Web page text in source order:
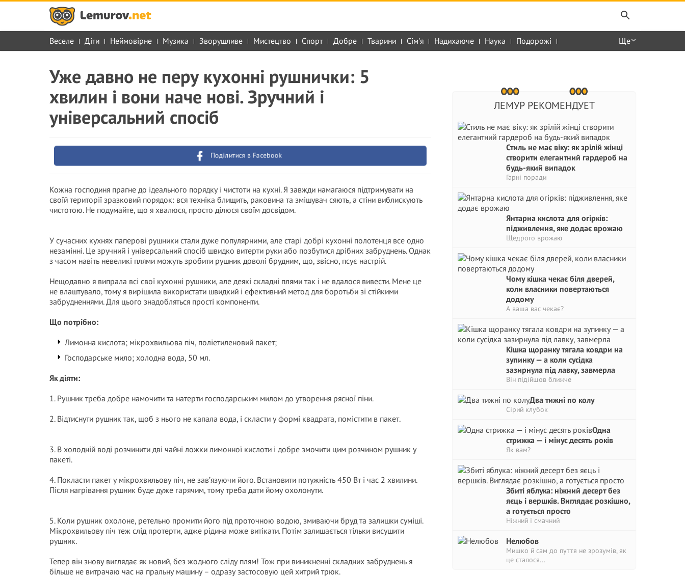
Веселе Діти Неймовірне Музика Зворушливе Мистецтво Спорт Добре Тварини Сім'я Надихаюче Наука Подорожі Ще
ЛЕМУР РЕКОМЕНДУЕТ
Стиль не має віку: як зрілій жінці
створити елегантний гардероб на
будь-який випадок
Гарні поради
Янтарна кислота для огірків:
підживлення, яке додає врожаю
Щедрого врожаю
Чому кішка чекає біля дверей,
коли власники повертаються
додому
А ваша вас чекає?
Кішка щоранку тягала ковдри на
зупинку — а коли сусідка
зазирнула під лавку, завмерла
Він підійшов ближче
Два тижні по колу
Сірий клубок
Одна
стрижка — і мінус десять років
Як вам?
Збиті яблука: ніжний десерт без
яєць і вершків. Виглядає розкішно,
а готується просто
Ніжний і смачний
Нелюбов
Мишко й сам до пуття не зрозумів, як
це сталося...
Уже давно не перу кухонні рушнички: 5
хвилин і вони наче нові. Зручний і
універсальний спосіб
Поділитися в Facebook
Кожна господиня прагне до ідеального порядку і чистоти на кухні. Я завжди намагаюся підтримувати на
своїй території зразковий порядок: вся техніка блищить, раковина та змішувач сяють, а стіни виблискують
чистотою. Не подумайте, що я хвалюся, просто ділюся своїм досвідом.
У сучасних кухнях паперові рушники стали дуже популярними, але старі добрі кухонні полотенця все одно
незамінні. Це зручний і універсальний спосіб швидко витерти руки або позбутися дрібних забруднень. Однак
з часом навіть невеликі плями можуть зробити рушник доволі брудним, що, звісно, псує настрій.
Нещодавно я випрала всі свої кухонні рушники, але деякі складні плями так і не вдалося вивести. Мене це
не влаштувало, тому я вирішила використати швидкий і ефективний метод для боротьби зі стійкими
забрудненнями. Для цього знадобляться прості компоненти.
Що потрібно:
Лимонна кислота; мікрохвильова піч, поліетиленовий пакет;
Господарське мило; холодна вода, 50 мл.
Як діяти:
1. Рушник треба добре намочити та натерти господарським милом до утворення рясної піни.
2. Відтиснути рушник так, щоб з нього не капала вода, і скласти у формі квадрата, помістити в пакет.
3. В холодній воді розчинити дві чайні ложки лимонної кислоти і добре змочити цим розчином рушник у
пакеті.
4. Покласти пакет у мікрохвильову піч, не зав’язуючи його. Встановити потужність 450 Вт і час 2 хвилини.
Після нагрівання рушник буде дуже гарячим, тому треба дати йому охолонути.
5. Коли рушник охолоне, ретельно промити його під проточною водою, змиваючи бруд та залишки суміші.
Мікрохвильову піч теж слід протерти, адже рідина може витікати. Потім залишається тільки висушити
рушник.
Тепер він знову виглядає як новий, без жодного сліду плям! Тож при виникненні складних забруднень я
більше не витрачаю час на пральну машину – одразу застосовую цей хитрий трюк.